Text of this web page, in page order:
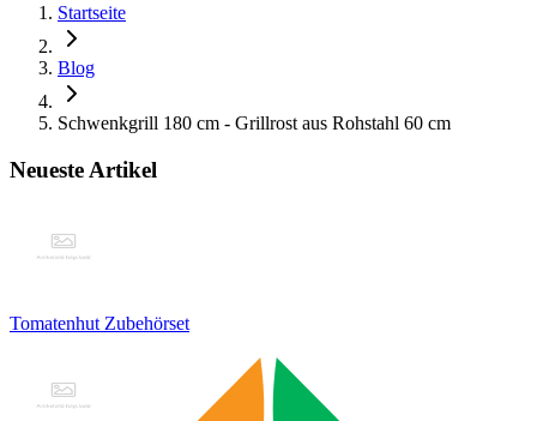
Startseite
Blog
Schwenkgrill 180 cm - Grillrost aus Rohstahl 60 cm
Neueste Artikel
Tomatenhut Zubehörset